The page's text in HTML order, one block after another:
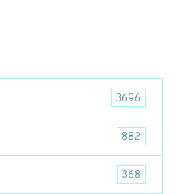
3696
882
368